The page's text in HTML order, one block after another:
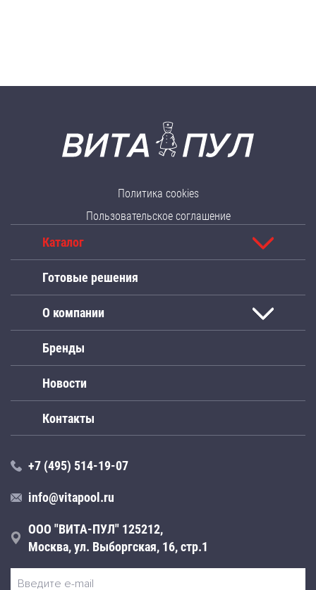
Политика cookies
Пользовательское соглашение
Каталог
Готовые решения
О компании
Бренды
Новости
Контакты
+7 (495) 514-19-07
info@vitapool.ru
ООО "ВИТА-ПУЛ" 125212,
Москва, ул. Выборгская, 16, стр.1